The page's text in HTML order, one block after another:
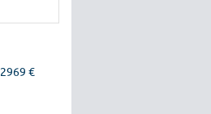
2969 €